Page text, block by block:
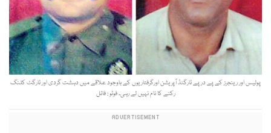
پولیس اور رینجرز کے پے در پے ٹارگٹڈ آپریشن اورگرفتاریوں کے باوجود علاقے میں دہشت گردی اور ٹارگٹ کلنگ
رکنے کا نام نہیں لے رہی۔ فوٹو : فائل